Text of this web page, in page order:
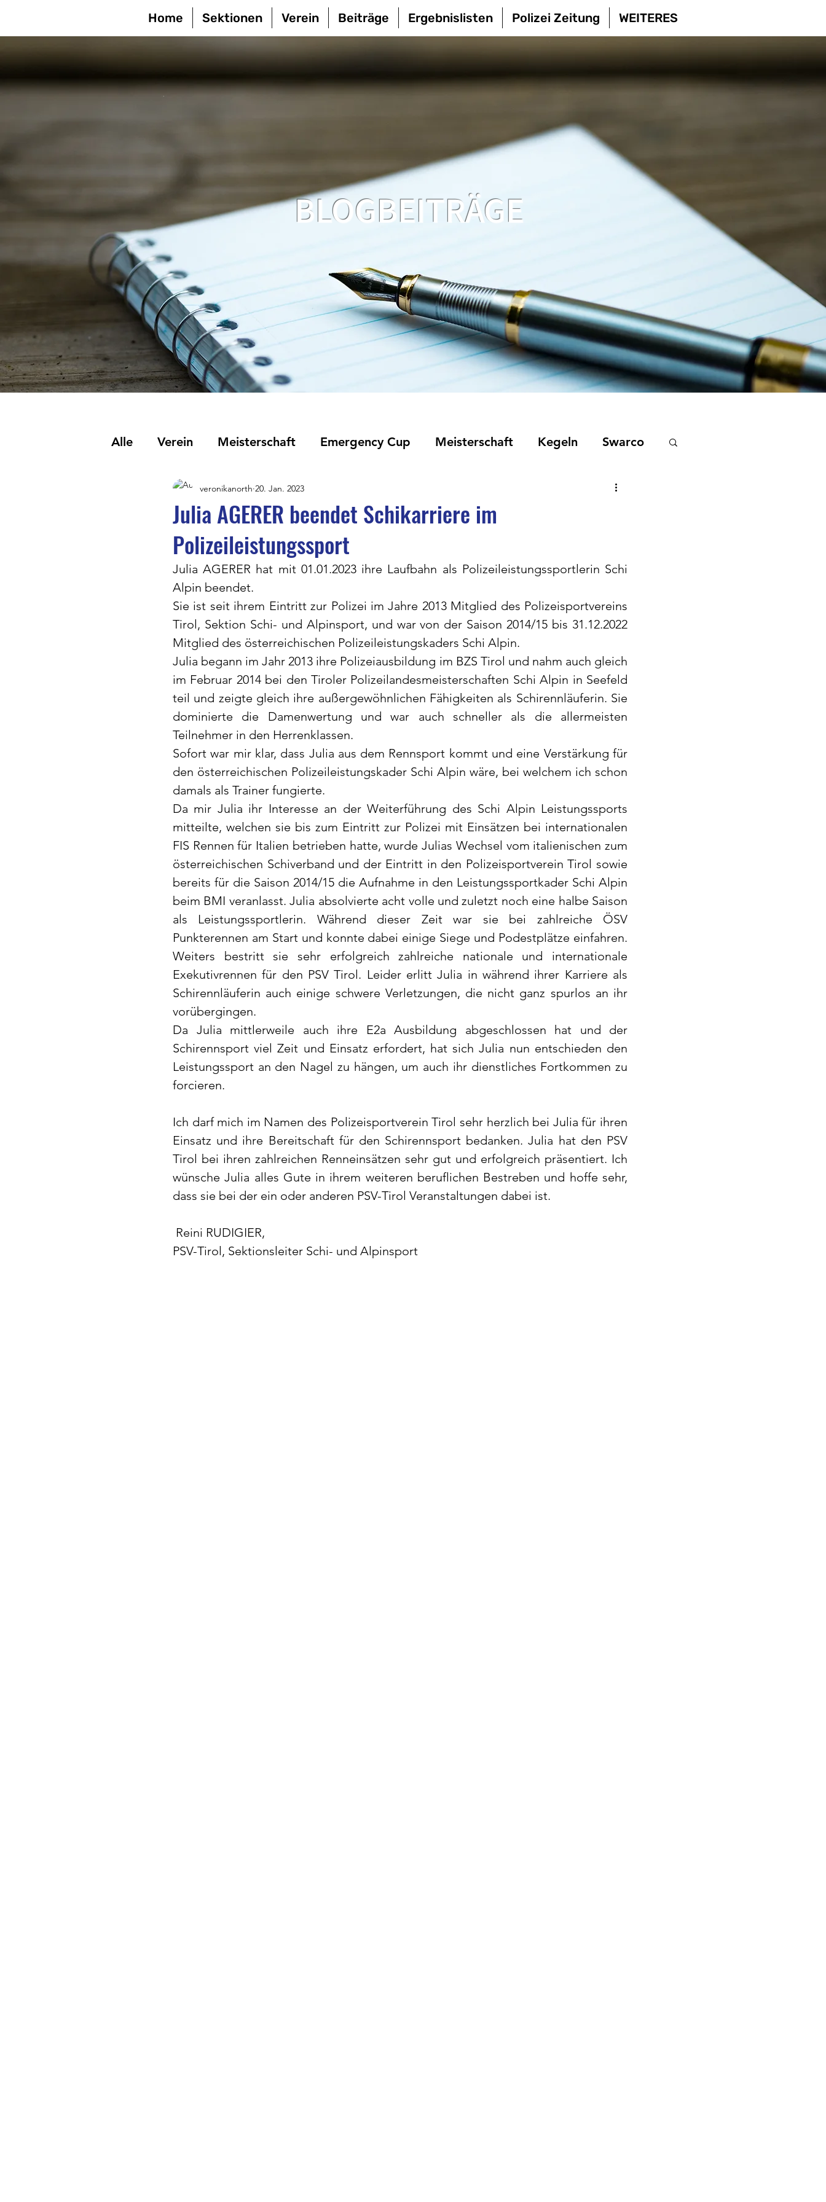
Home Sektionen Verein Beiträge Ergebnislisten Polizei Zeitung WEITERES
BLOGBEITRÄGE
Alle Verein Meisterschaft Emergency Cup Meisterschaft Kegeln Swarco
Julia AGERER beendet Schikarriere im
Polizeileistungssport
veronikanorth 20. Jan. 2023
Julia AGERER hat mit 01.01.2023 ihre Laufbahn als Polizeileistungssportlerin Schi
Alpin beendet.
Sie ist seit ihrem Eintritt zur Polizei im Jahre 2013 Mitglied des Polizeisportvereins
Tirol, Sektion Schi- und Alpinsport, und war von der Saison 2014/15 bis 31.12.2022
Mitglied des österreichischen Polizeileistungskaders Schi Alpin.
Julia begann im Jahr 2013 ihre Polizeiausbildung im BZS Tirol und nahm auch gleich
im Februar 2014 bei den Tiroler Polizeilandesmeisterschaften Schi Alpin in Seefeld
teil und zeigte gleich ihre außergewöhnlichen Fähigkeiten als Schirennläuferin. Sie
dominierte die Damenwertung und war auch schneller als die allermeisten
Teilnehmer in den Herrenklassen.
Sofort war mir klar, dass Julia aus dem Rennsport kommt und eine Verstärkung für
den österreichischen Polizeileistungskader Schi Alpin wäre, bei welchem ich schon
damals als Trainer fungierte.
Da mir Julia ihr Interesse an der Weiterführung des Schi Alpin Leistungssports
mitteilte, welchen sie bis zum Eintritt zur Polizei mit Einsätzen bei internationalen
FIS Rennen für Italien betrieben hatte, wurde Julias Wechsel vom italienischen zum
österreichischen Schiverband und der Eintritt in den Polizeisportverein Tirol sowie
bereits für die Saison 2014/15 die Aufnahme in den Leistungssportkader Schi Alpin
beim BMI veranlasst. Julia absolvierte acht volle und zuletzt noch eine halbe Saison
als Leistungssportlerin. Während dieser Zeit war sie bei zahlreiche ÖSV
Punkterennen am Start und konnte dabei einige Siege und Podestplätze einfahren.
Weiters bestritt sie sehr erfolgreich zahlreiche nationale und internationale
Exekutivrennen für den PSV Tirol. Leider erlitt Julia in während ihrer Karriere als
Schirennläuferin auch einige schwere Verletzungen, die nicht ganz spurlos an ihr
vorübergingen.
Da Julia mittlerweile auch ihre E2a Ausbildung abgeschlossen hat und der
Schirennsport viel Zeit und Einsatz erfordert, hat sich Julia nun entschieden den
Leistungssport an den Nagel zu hängen, um auch ihr dienstliches Fortkommen zu
forcieren.
Ich darf mich im Namen des Polizeisportverein Tirol sehr herzlich bei Julia für ihren
Einsatz und ihre Bereitschaft für den Schirennsport bedanken. Julia hat den PSV
Tirol bei ihren zahlreichen Renneinsätzen sehr gut und erfolgreich präsentiert. Ich
wünsche Julia alles Gute in ihrem weiteren beruflichen Bestreben und hoffe sehr,
dass sie bei der ein oder anderen PSV-Tirol Veranstaltungen dabei ist.
Reini RUDIGIER,
PSV-Tirol, Sektionsleiter Schi- und Alpinsport